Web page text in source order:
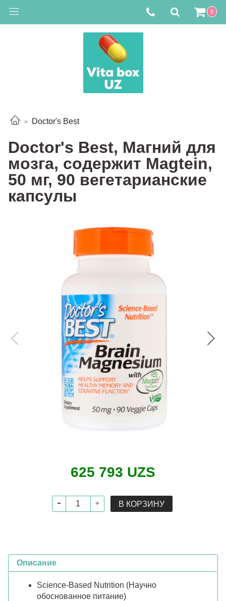
0
Doctor's Best
Doctor's Best, Магний для
мозга, содержит Magtein,
50 мг, 90 вегетарианские
капсулы
625 793 UZS
В КОРЗИНУ
Описание
Science-Based Nutrition (Научно
обоснованное питание)